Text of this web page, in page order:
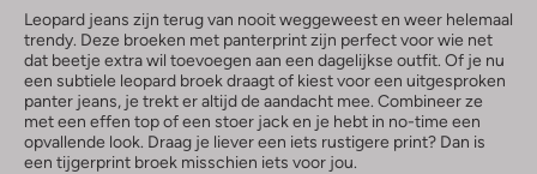
Leopard jeans zijn terug van nooit weggeweest en weer helemaal
trendy. Deze broeken met panterprint zijn perfect voor wie net
dat beetje extra wil toevoegen aan een dagelijkse outfit. Of je nu
een subtiele leopard broek draagt of kiest voor een uitgesproken
panter jeans, je trekt er altijd de aandacht mee. Combineer ze
met een effen top of een stoer jack en je hebt in no-time een
opvallende look. Draag je liever een iets rustigere print? Dan is
een tijgerprint broek misschien iets voor jou.